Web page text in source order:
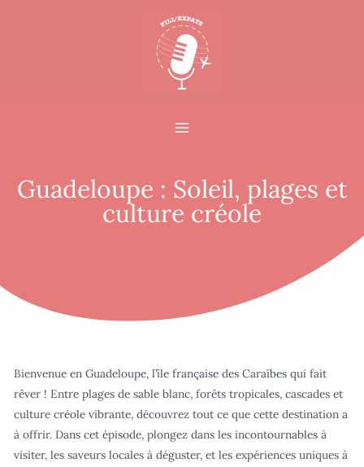
Guadeloupe : Soleil, plages et
culture créole
Bienvenue en Guadeloupe, l’île française des Caraïbes qui fait
rêver ! Entre plages de sable blanc, forêts tropicales, cascades et
culture créole vibrante, découvrez tout ce que cette destination a
à offrir. Dans cet épisode, plongez dans les incontournables à
visiter, les saveurs locales à déguster, et les expériences uniques à